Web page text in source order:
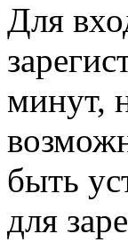
Для
минут,
быть
для